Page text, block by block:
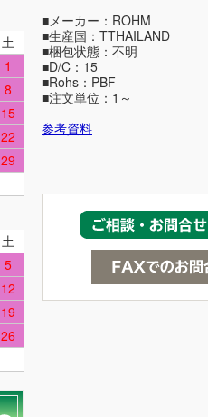
土
1
8
15
22
29
土
5
12
19
26
■メーカー：ROHM
■生産国：TTHAILAND
■梱包状態：不明
■D/C：15
■Rohs：PBF
■注文単位：1～
参考資料